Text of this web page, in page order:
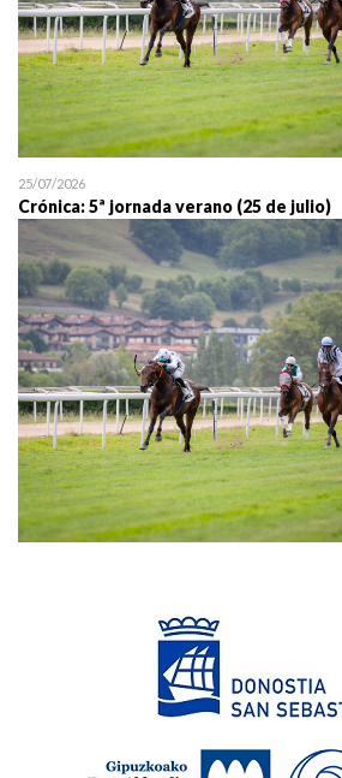
25/07/2026
Crónica: 5ª jornada verano (25 de julio)